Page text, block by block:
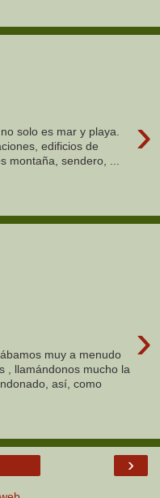
›
solo es mar y playa.
edificios de
montaña, sendero, ...
›
muy a menudo
, llamándonos mucho la
así, como
›